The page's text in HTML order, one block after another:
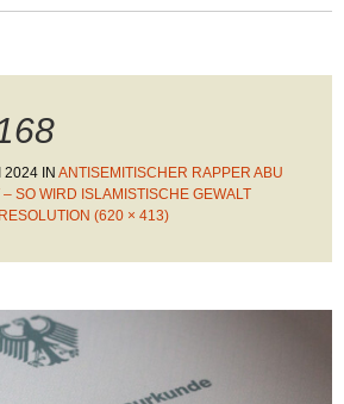
2024 IN ANTISEMITISCHER RAPPER ABU
SO WIRD ISLAMISTISCHE GEWALT
(620 × 413)